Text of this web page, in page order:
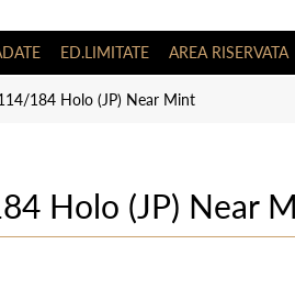
ED.LIMITATE AREA RISERVATA
184 Holo (JP) Near Mint
Holo (JP) Near